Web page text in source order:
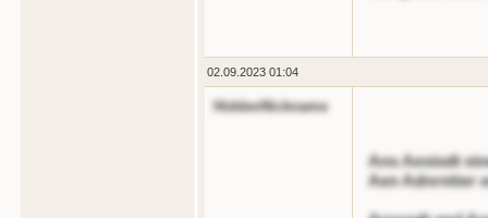
02.09.2023 01:04
HiddenNickname
Ans Aesiodt
Aen Adnrntter